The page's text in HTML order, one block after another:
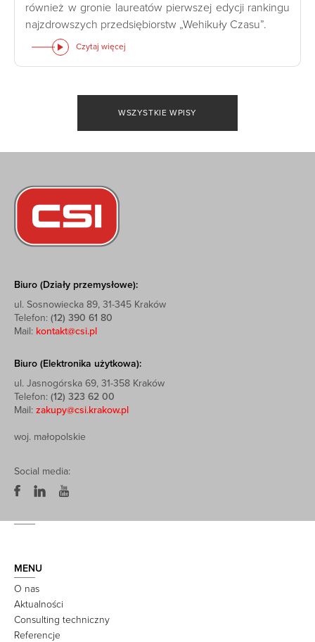
również w gronie laureatów pierwszej edycji rankingu
najzdrowszych przedsiębiorstw „Wehikuły Czasu”.
Czytaj więcej
WSZYSTKIE WPISY
Biuro (Działy przemysłowe):
ul. Sosnowiecka 89, 31-345 Kraków
Telefon: (12) 390 61 80
Mail: kontakt@csi.pl
Biuro (Elektronika użytkowa):
ul. Jasnogórska 69, 31-358 Kraków
Telefon: (12) 323 62 00
Mail: zakupy@csi.krakow.pl
woj. małopolskie
Social media:
MENU
O nas
Aktualności
Consulting techniczny
Referencje